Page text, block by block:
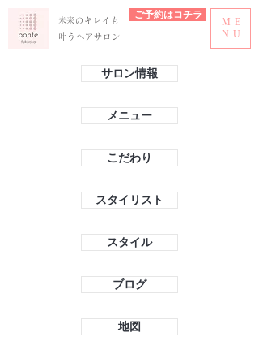
ME
NU
ご予約はコチラ
​未来のキレイも
叶うヘアサロン
サロン情報
メニュー
こだわり
スタイリスト
スタイル
ブログ
地図